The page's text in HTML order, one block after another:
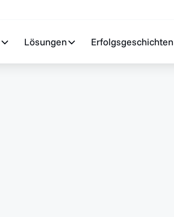
Lösungen Erfolgsgeschichten